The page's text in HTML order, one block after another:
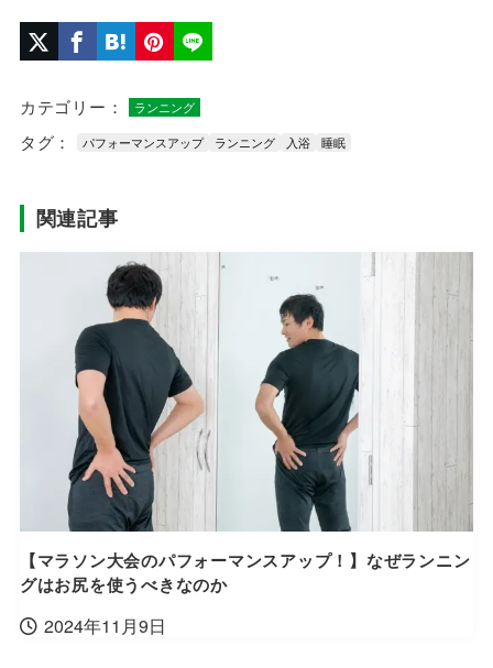
カテゴリー： ランニング
タグ： パフォーマンスアップ ランニング 入浴 睡眠
関連記事
【マラソン大会のパフォーマンスアップ！】なぜランニン
グはお尻を使うべきなのか
2024年11月9日